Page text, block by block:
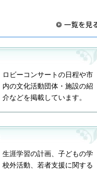
ロビーコンサートの日程や市
内の文化活動団体・施設の紹
介などを掲載しています。
生涯学習の計画、子どもの学
校外活動、若者支援に関する